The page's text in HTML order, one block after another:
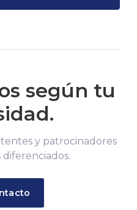
según tu
y patrocinadores